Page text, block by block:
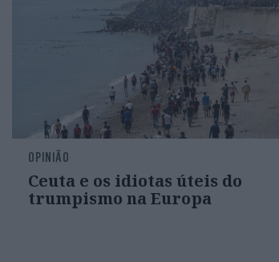
OPINIÃO
Ceuta e os idiotas úteis do
trumpismo na Europa